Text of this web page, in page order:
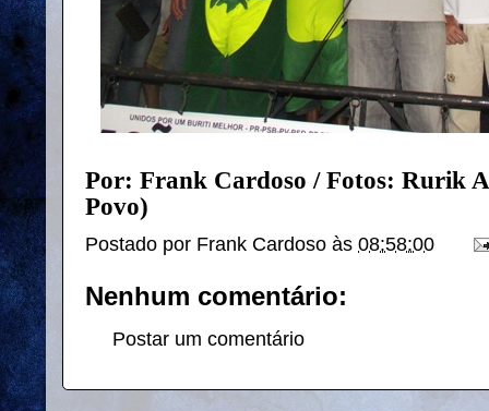
Por: Frank Cardoso / Fotos: Rurik
Povo)
Postado por Frank Cardoso às 08:58:00
Nenhum comentário:
Postar um comentário